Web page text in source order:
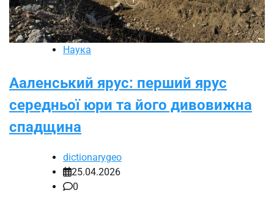
Наука
Ааленський ярус: перший ярус
середньої юри та його дивовижна
спадщина
dictionarygeo
25.04.2026
0